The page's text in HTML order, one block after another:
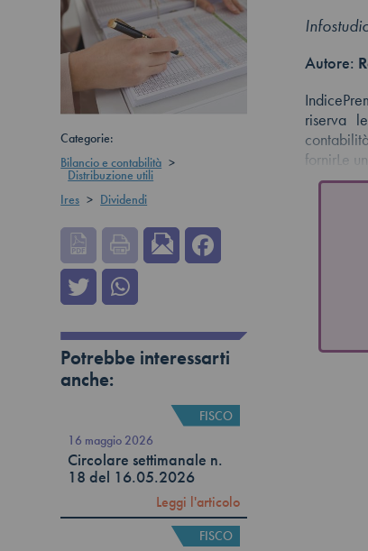
Categorie:
Bilancio e contabilità >
Distribuzione utili
Ires > Dividendi
Potrebbe interessarti
anche:
FISCO
16 maggio 2026
Circolare settimanale n.
18 del 16.05.2026
Leggi l'articolo
FISCO
Autore:
riserva
fornirLe